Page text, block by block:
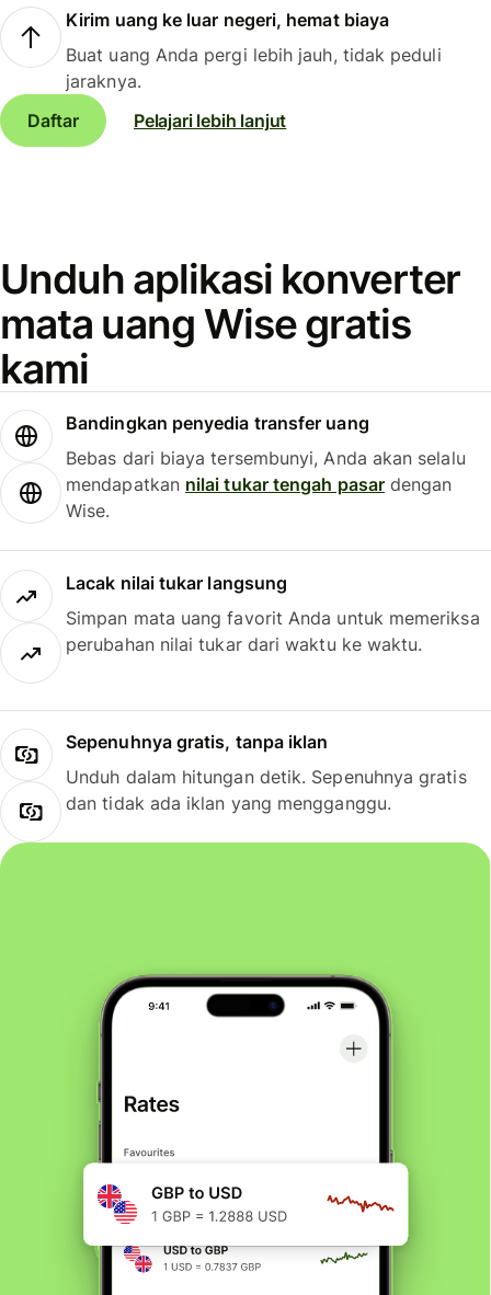
Kirim uang ke luar negeri, hemat biaya
Buat uang Anda pergi lebih jauh, tidak peduli
jaraknya.
Daftar
Pelajari lebih lanjut
Unduh aplikasi konverter
mata uang Wise gratis
kami
Bandingkan penyedia transfer uang
Bebas dari biaya tersembunyi, Anda akan selalu
mendapatkan nilai tukar tengah pasardengan
Wise.
Lacak nilai tukar langsung
Simpan mata uang favorit Anda untuk memeriksa
perubahan nilai tukar dari waktu ke waktu.
Sepenuhnya gratis, tanpa iklan
Unduh dalam hitungan detik. Sepenuhnya gratis
dan tidak ada iklan yang mengganggu.